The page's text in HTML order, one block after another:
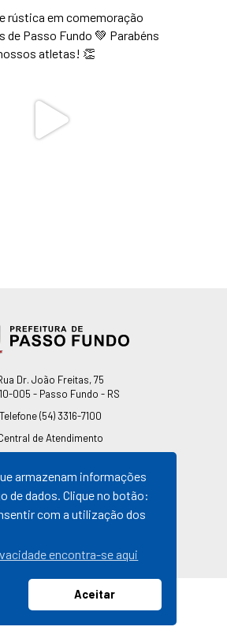
armazenam informações
de dados. Clique no botão:
com a utilização dos
encontra-se aqui
Aceitar
Dr. João Freitas, 75
005 - Passo Fundo - RS
Telefone(54) 3316-7100
de Atendimento
541 7100
Horário de Atendimento
segunda a sexta-feira
Das 13h30min às 17h
Prefeitura de Passo Fundo
direitos reservados |By Mosite